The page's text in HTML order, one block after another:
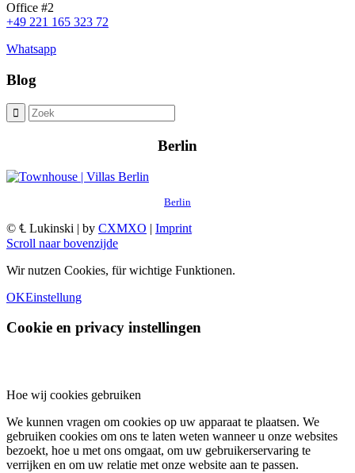
Office #2
+49 221 165 323 72
Whatsapp
Blog
Berlin
Berlin
© ℄ Lukinski | by CXMXO | Imprint
Scroll naar bovenzijde
Wir nutzen Cookies, für wichtige Funktionen.
OKEinstellung
Cookie en privacy instellingen
Hoe wij cookies gebruiken
We kunnen vragen om cookies op uw apparaat te plaatsen. We
gebruiken cookies om ons te laten weten wanneer u onze websites
bezoekt, hoe u met ons omgaat, om uw gebruikerservaring te
verrijken en om uw relatie met onze website aan te passen.